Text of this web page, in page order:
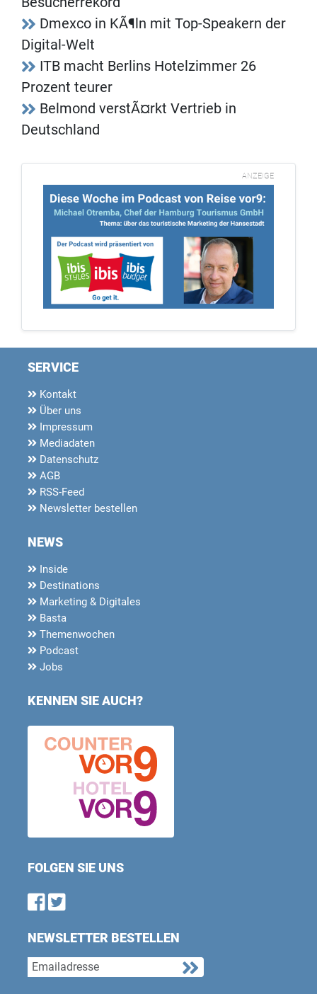
Dmexco in KÃ¶ln mit Top-Speakern der
Digital-Welt
ITB macht Berlins Hotelzimmer 26
Prozent teurer
Belmond verstÃ¤rkt Vertrieb in
Deutschland
ANZEIGE
SERVICE
Kontakt
Über uns
Impressum
Mediadaten
Datenschutz
AGB
RSS-Feed
Newsletter bestellen
NEWS
Inside
Destinations
Marketing & Digitales
Basta
Themenwochen
Podcast
Jobs
KENNEN SIE AUCH?
FOLGEN SIE UNS
Find us on Facebook
Follow us on Twitter
NEWSLETTER BESTELLEN